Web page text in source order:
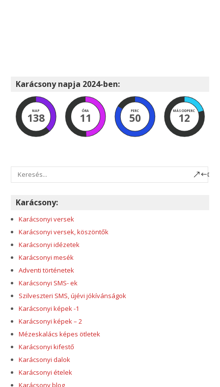
Karácsony napja 2024-ben:
NAP
138
ÓRA
11
PERC
50
MÁSODPERC
11
Karácsony:
Karácsonyi versek
Karácsonyi versek, köszöntők
Karácsonyi idézetek
Karácsonyi mesék
Adventi történetek
Karácsonyi SMS- ek
Szilveszteri SMS, újévi jókívánságok
Karácsonyi képek -1
Karácsonyi képek – 2
Mézeskalács képes ötletek
Karácsonyi kifestő
Karácsonyi dalok
Karácsonyi ételek
Karácsony blog